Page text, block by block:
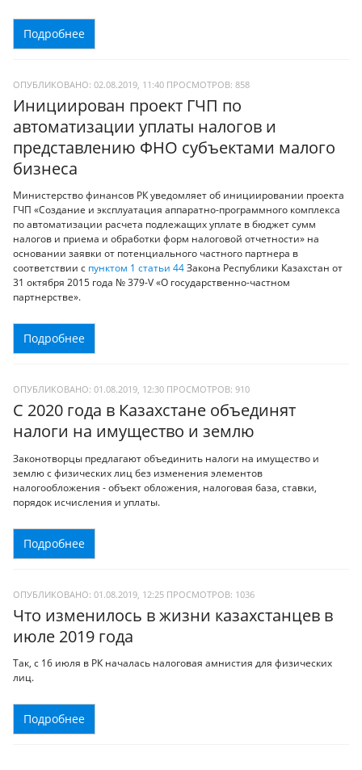
Подробнее
ОПУБЛИКОВАНО: 02.08.2019, 11:40 ПРОСМОТРОВ: 858
Инициирован проект ГЧП по
автоматизации уплаты налогов и
представлению ФНО субъектами малого
бизнеса
Министерство финансов РК уведомляет об инициировании проекта
ГЧП «Создание и эксплуатация аппаратно-программного комплекса
по автоматизации расчета подлежащих уплате в бюджет сумм
налогов и приема и обработки форм налоговой отчетности» на
основании заявки от потенциального частного партнера в
соответствии с пунктом 1 статьи 44Закона Республики Казахстан от
31 октября 2015 года № 379-V «О государственно-частном
партнерстве».
Подробнее
ОПУБЛИКОВАНО: 01.08.2019, 12:30 ПРОСМОТРОВ: 910
С 2020 года в Казахстане объединят
налоги на имущество и землю
Законотворцы предлагают объединить налоги на имущество и
землю с физических лиц без изменения элементов
налогообложения - объект обложения, налоговая база, ставки,
порядок исчисления и уплаты.
Подробнее
ОПУБЛИКОВАНО: 01.08.2019, 12:25 ПРОСМОТРОВ: 1036
Что изменилось в жизни казахстанцев в
июле 2019 года
Так, с 16 июля в РК началась налоговая амнистия для физических
лиц.
Подробнее